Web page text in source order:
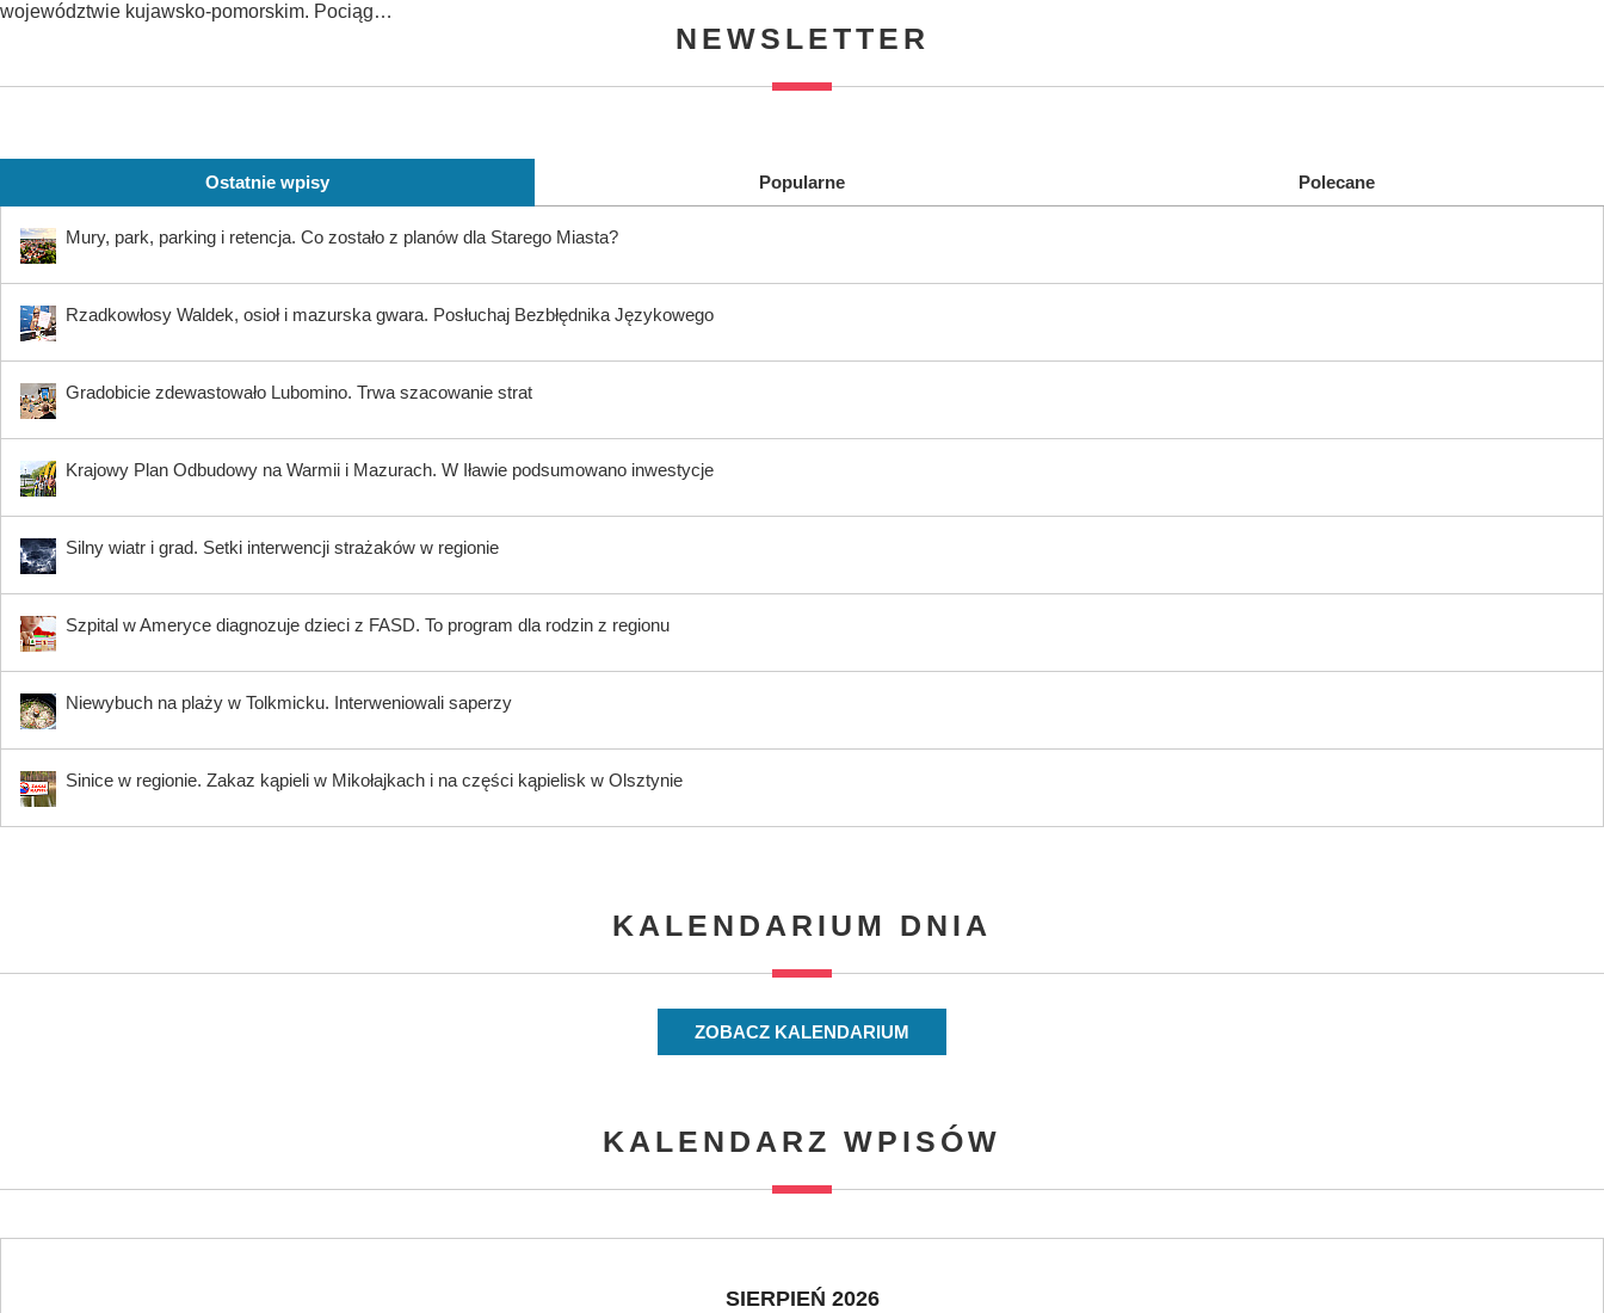
województwie kujawsko-pomorskim. Pociąg…
NEWSLETTER
Ostatnie wpisy Popularne Polecane
Mury, park, parking i retencja. Co zostało z planów dla Starego Miasta?
Rzadkowłosy Waldek, osioł i mazurska gwara. Posłuchaj Bezbłędnika Językowego
Gradobicie zdewastowało Lubomino. Trwa szacowanie strat
Krajowy Plan Odbudowy na Warmii i Mazurach. W Iławie podsumowano inwestycje
Silny wiatr i grad. Setki interwencji strażaków w regionie
Szpital w Ameryce diagnozuje dzieci z FASD. To program dla rodzin z regionu
Niewybuch na plaży w Tolkmicku. Interweniowali saperzy
Sinice w regionie. Zakaz kąpieli w Mikołajkach i na części kąpielisk w Olsztynie
KALENDARIUM DNIA
ZOBACZ KALENDARIUM
KALENDARZ WPISÓW
SIERPIEŃ 2026